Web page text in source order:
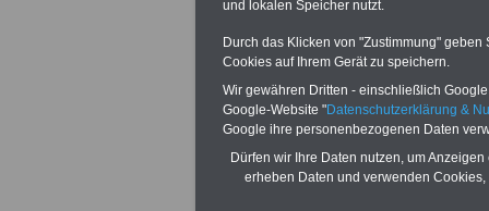
Altersgrenzen
Die allgemeine
und lokalen Speicher nutzt.
Durch das Klicken von "Zustimmung"
Cookies auf Ihrem Gerät zu speichern.
Wir gewähren Dritten - einschließlich
Google-Website "Datenschutzerklärung &
Google ihre personenbezogenen Daten
Dürfen wir Ihre Daten nutzen, um
erheben Daten und verwenden